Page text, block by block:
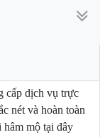
cấp dịch vụ trực
nét và hoàn toàn
mộ tại đây